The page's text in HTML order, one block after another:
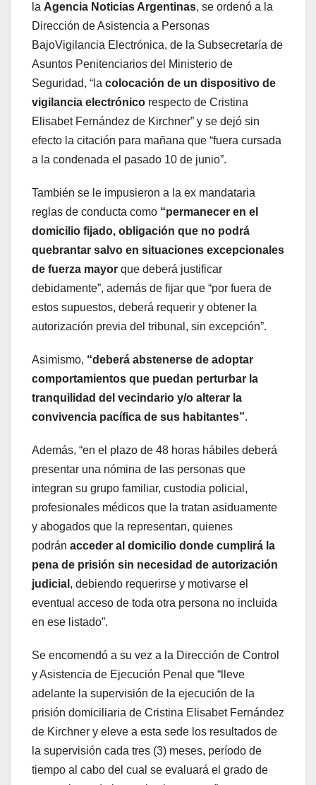
la Agencia Noticias Argentinas, se ordenó a la
Dirección de Asistencia a Personas
BajoVigilancia Electrónica, de la Subsecretaría de
Asuntos Penitenciarios del Ministerio de
Seguridad, “la colocación de un dispositivo de
vigilancia electrónico respecto de Cristina
Elisabet Fernández de Kirchner” y se dejó sin
efecto la citación para mañana que “fuera cursada
a la condenada el pasado 10 de junio”.
También se le impusieron a la ex mandataria
reglas de conducta como “permanecer en el
domicilio fijado, obligación que no podrá
quebrantar salvo en situaciones excepcionales
de fuerza mayor que deberá justificar
debidamente”, además de fijar que “por fuera de
estos supuestos, deberá requerir y obtener la
autorización previa del tribunal, sin excepción”.
Asimismo, “deberá abstenerse de adoptar
comportamientos que puedan perturbar la
tranquilidad del vecindario y/o alterar la
convivencia pacífica de sus habitantes”.
Además, “en el plazo de 48 horas hábiles deberá
presentar una nómina de las personas que
integran su grupo familiar, custodia policial,
profesionales médicos que la tratan asiduamente
y abogados que la representan, quienes
podrán acceder al domicilio donde cumplirá la
pena de prisión sin necesidad de autorización
judicial , debiendo requerirse y motivarse el
eventual acceso de toda otra persona no incluida
en ese listado”.
Se encomendó a su vez a la Dirección de Control
y Asistencia de Ejecución Penal que “lleve
adelante la supervisión de la ejecución de la
prisión domiciliaria de Cristina Elisabet Fernández
de Kirchner y eleve a esta sede los resultados de
la supervisión cada tres (3) meses, período de
tiempo al cabo del cual se evaluará el grado de